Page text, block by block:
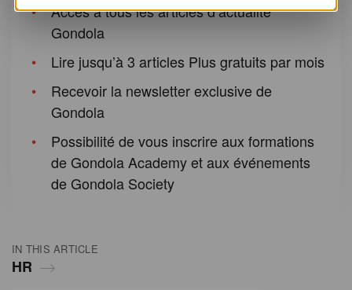
IN THIS ARTICLE
HR
Accès à tous les articles d’actualité
Gondola
Lire jusqu’à 3 articles Plus gratuits par mois
Recevoir la newsletter exclusive de
Gondola
Possibilité de vous inscrire aux formations
de Gondola Academy et aux événements
de Gondola Society